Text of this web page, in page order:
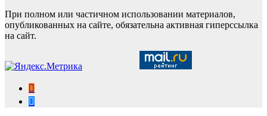
При полном или частичном использовании материалов,
опубликованных на сайте, обязательна активная гиперссылка
на сайт.